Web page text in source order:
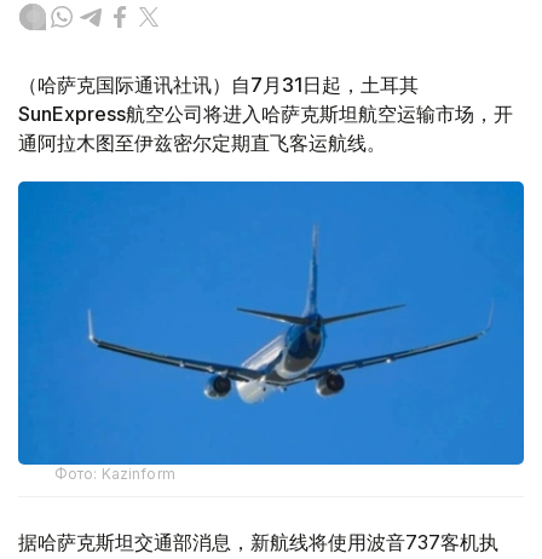
（哈萨克国际通讯社讯）自7月31日起，土耳其
SunExpress航空公司将进入哈萨克斯坦航空运输市场，开
通阿拉木图至伊兹密尔定期直飞客运航线。
Фото: Kazinform
据哈萨克斯坦交通部消息，新航线将使用波音737客机执